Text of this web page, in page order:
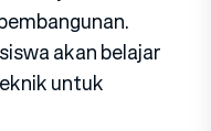
akan belajar
untuk